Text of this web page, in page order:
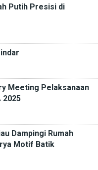
Putih Presisi di
Meeting Pelaksanaan
2025
Dampingi Rumah
Motif Batik